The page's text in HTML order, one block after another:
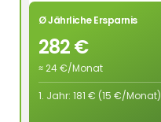
Ø Jährliche Ersparnis
282 €
≈ 24 €/Monat
1. Jahr: 181 € (15 €/Monat)